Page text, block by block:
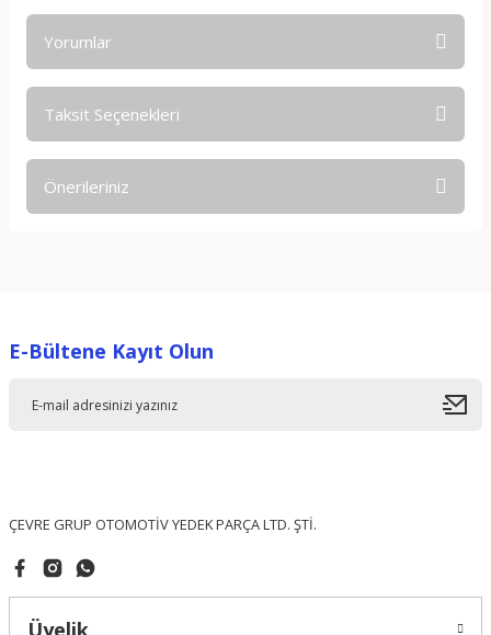
Yorumlar
Taksit Seçenekleri
Önerileriniz
Ürün resmi kalitesiz, bozuk veya görüntülenemiyor.
E-Bültene Kayıt Olun
ÇEVRE GRUP OTOMOTİV YEDEK PARÇA LTD. ŞTİ.
Üyelik